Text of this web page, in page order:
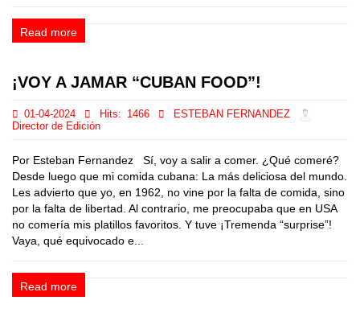
Read more
¡VOY A JAMAR “CUBAN FOOD”!
01-04-2024 Hits: 1466
ESTEBAN FERNANDEZ
Director de Edición
Por Esteban Fernandez Sí, voy a salir a comer. ¿Qué comeré?
Desde luego que mi comida cubana: La más deliciosa del mundo.
Les advierto que yo, en 1962, no vine por la falta de comida, sino
por la falta de libertad. Al contrario, me preocupaba que en USA
no comería mis platillos favoritos. Y tuve ¡Tremenda “surprise”!
Vaya, qué equivocado e...
Read more